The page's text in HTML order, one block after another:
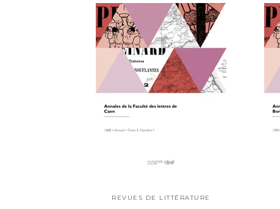
REVUES DE LITTÉRATURE